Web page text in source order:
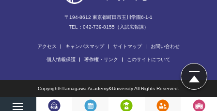
〒194-8612 東京都町⽥市⽟川学園6-1-1
TEL：042-739-8155（入試広報課）
アクセス キャンパスマップ サイトマップ お問い合わせ
個人情報保護 著作権・リンク このサイトについて
Copyright©Tamagawa Academy&University All Rights Reserved.
ページの先